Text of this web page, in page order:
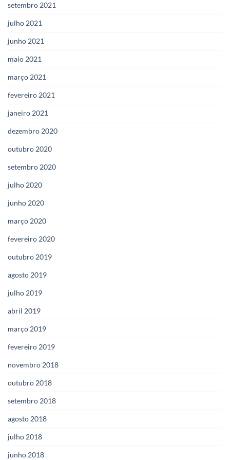
setembro 2021
julho 2021
junho 2021
maio 2021
março 2021
fevereiro 2021
janeiro 2021
dezembro 2020
outubro 2020
setembro 2020
julho 2020
junho 2020
março 2020
fevereiro 2020
outubro 2019
agosto 2019
julho 2019
abril 2019
março 2019
fevereiro 2019
novembro 2018
outubro 2018
setembro 2018
agosto 2018
julho 2018
junho 2018